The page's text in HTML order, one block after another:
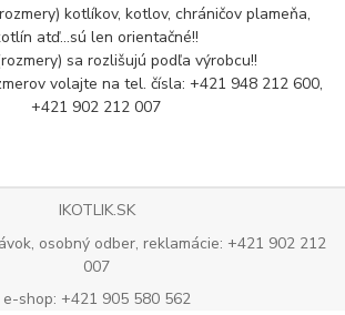
kotlíkov, kotlov, chráničov plameňa,
atď...sú len orientačné!!
sa rozlišujú podľa výrobcu!!
volajte na tel. čísla: +421 948 212 600,
+421 902 212 007
IKOTLIK.SK
osobný odber, reklamácie: +421 902 212
007
e-shop: +421 905 580 562